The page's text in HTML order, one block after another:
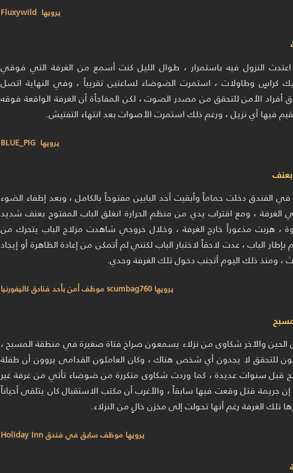
يرويها Fluxywild
النزول فيه باستمرار ، طوال الليل كنت أسمع من الغرفة التي فوقي
كراسٍ وطاولات ، استمرت الضوضاء لساعتين تقريباً ، وفي النهاية اتصل
أفراد الأمن للتحقق من مصدر الصوت ، لكن المفاجأة أن الغرفة الواقعة فوقه
فيها أي نزيل ، ورغم ذلك استمرت الأصوات بعد انتهاء التفتيش.
يرويها BLUE_PIG
في الفندق دخلت حماماً وأبقيت أحد البابين مفتوحاً بالكامل ، وبعد إطفاء الضوء
، ومع اقتراب يدي من منظم الحرارة انغلق الباب المفتوح بعنف شديد
، هربت مذعوراً خارج الغرفة ، وخلال خروجي شاهدت مزلاج الباب يتحرك من
الباب ، عدت لاحقاً لاختبار الباب لكنني لم أتمكن من إعادة الظاهرة أو إيجاد
ومنذ ذلك اليوم أتجنب دخول تلك الغرفة وحدي.
يرويها scumbag760 موظف أمن بأحد فنادق كاليفورنيا
الحين والآخر شكاوى من نزلاء يسمعون صراخ فتاة صغيرة في منطقة المسبح ،
للتحقق لا يجدون أي شخص هناك ، وكان العاملون القدامى يروون أن طفلة
سنوات عديدة ، كما وردت شكاوى متكررة من ضوضاء تأتي من غرفة غير
جريمة قتل وقعت فيها سابقاً ، والأغرب أن مكتب الاستقبال كان يتلقى أحياناً
تلك الغرفة رغم أنها تحولت إلى مخزن خالٍ من النزلاء.
يرويها موظف سابق في فندق Holiday Inn